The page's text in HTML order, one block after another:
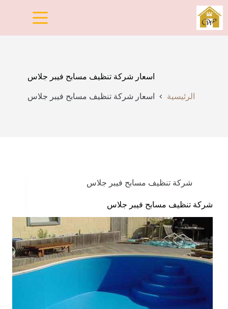
التجاوز
إلى
المحتوى
اسعار شركة تنظيف مسابح فيبر جلاس
الرئيسية اسعار شركة تنظيف مسابح فيبر جلاس
شركة تنظيف مسابح فيبر جلاس
شركة تنظيف مسابح فيبر جلاس